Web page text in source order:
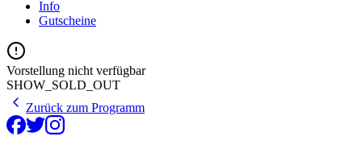
Info
Gutscheine
Vorstellung nicht verfügbar
SHOW_SOLD_OUT
Zurück zum Programm